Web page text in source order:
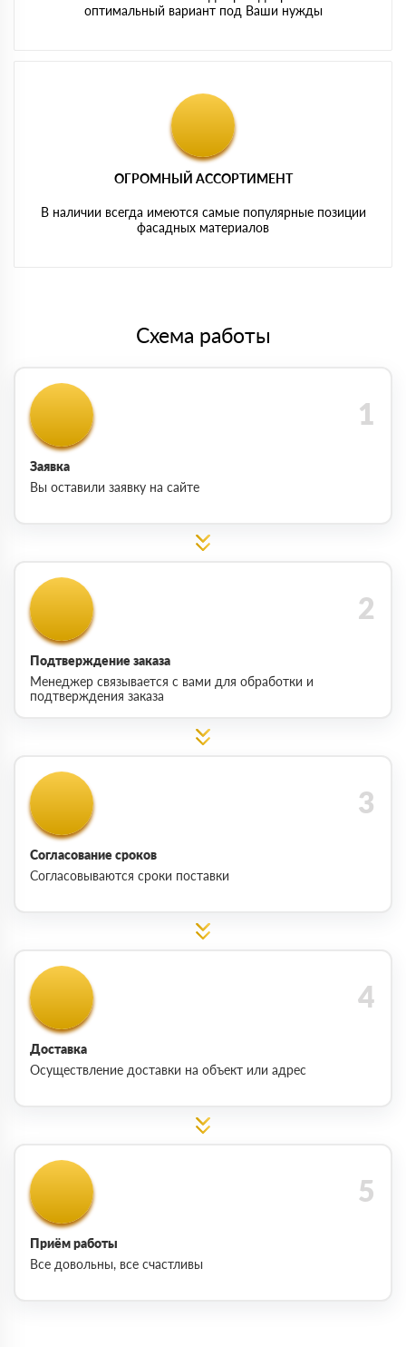
оптимальный вариант под Ваши нужды
ОГРОМНЫЙ АССОРТИМЕНТ
В наличии всегда имеются самые популярные позиции
фасадных материалов
Схема работы
Заявка
Вы оставили заявку на сайте
Подтверждение заказа
Менеджер связывается с вами для обработки и
подтверждения заказа
Согласование сроков
Согласовываются сроки поставки
Доставка
Осуществление доставки на объект или адрес
Приём работы
Все довольны, все счастливы